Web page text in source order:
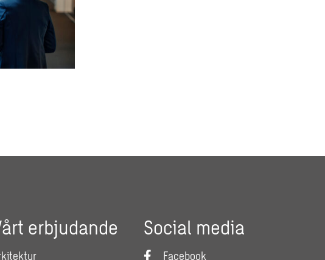
erbjudande Social media
Facebook